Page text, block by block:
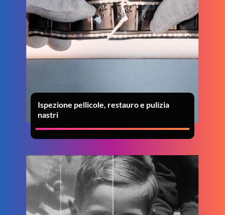
Ispezione pellicole, restauro e pulizia
nastri